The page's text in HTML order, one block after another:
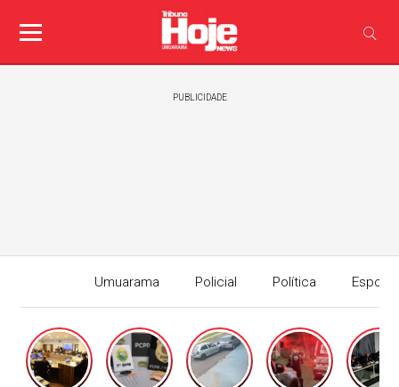
PUBLICIDADE
Umuarama Policial Política
Edição